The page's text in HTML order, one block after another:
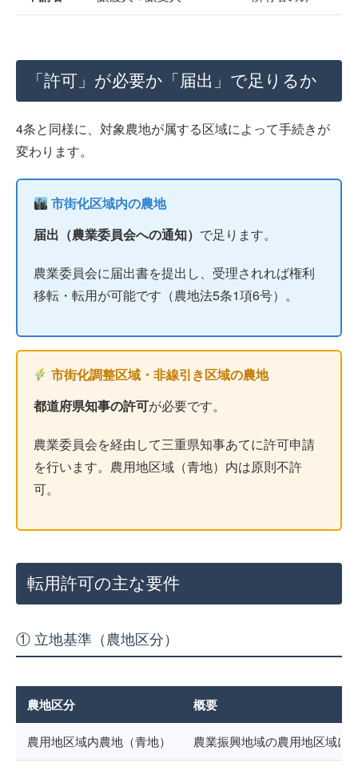
「許可」が必要か「届出」で足りるか
4条と同様に、対象農地が属する区域によって手続きが
変わります。
市街化区域内の農地
届出（農業委員会への通知） で足ります。
農業委員会に届出書を提出し、受理されれば権利
移転・転用が可能です（農地法5条1項6号）。
市街化調整区域・非線引き区域の農地
都道府県知事の許可が必要です。
農業委員会を経由して三重県知事あてに許可申請
を行います。農用地区域（青地）内は原則不許
可。
転用許可の主な要件
① 立地基準（農地区分）
農地区分 概要
農用地区域内農地（青地） 農業振興地域の農用地区域に